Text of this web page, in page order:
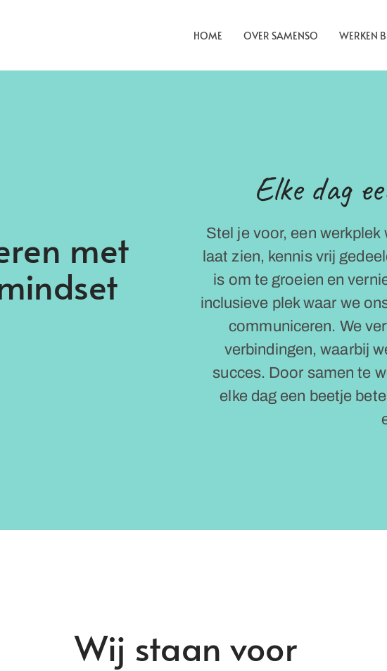
HOME OVER SAMENSO WERKEN
met
Elke dag
Stel je voor, een
laat zien, kennis vrij
is om te groeien en
inclusieve plek waar we
communiceren. We
verbindingen, waarbij
succes. Door samen te
elke dag een beetje
Wij staan voor